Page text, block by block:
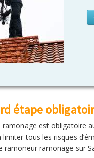
étape
est obligatoire
tous les risques
ramonage sur